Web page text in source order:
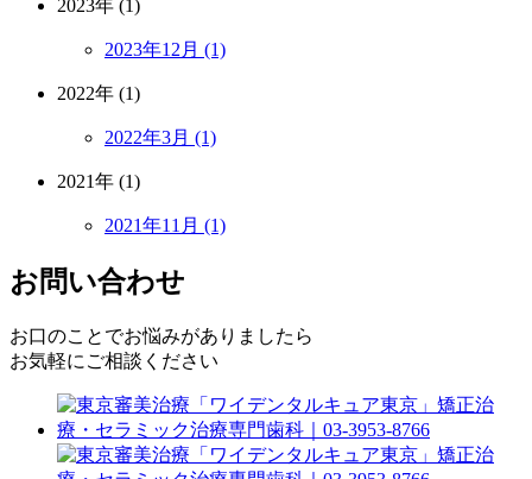
2023年 (1)
2023年12月 (1)
2022年 (1)
2022年3月 (1)
2021年 (1)
2021年11月 (1)
お問い合わせ
お口のことでお悩みがありましたら
お気軽にご相談ください